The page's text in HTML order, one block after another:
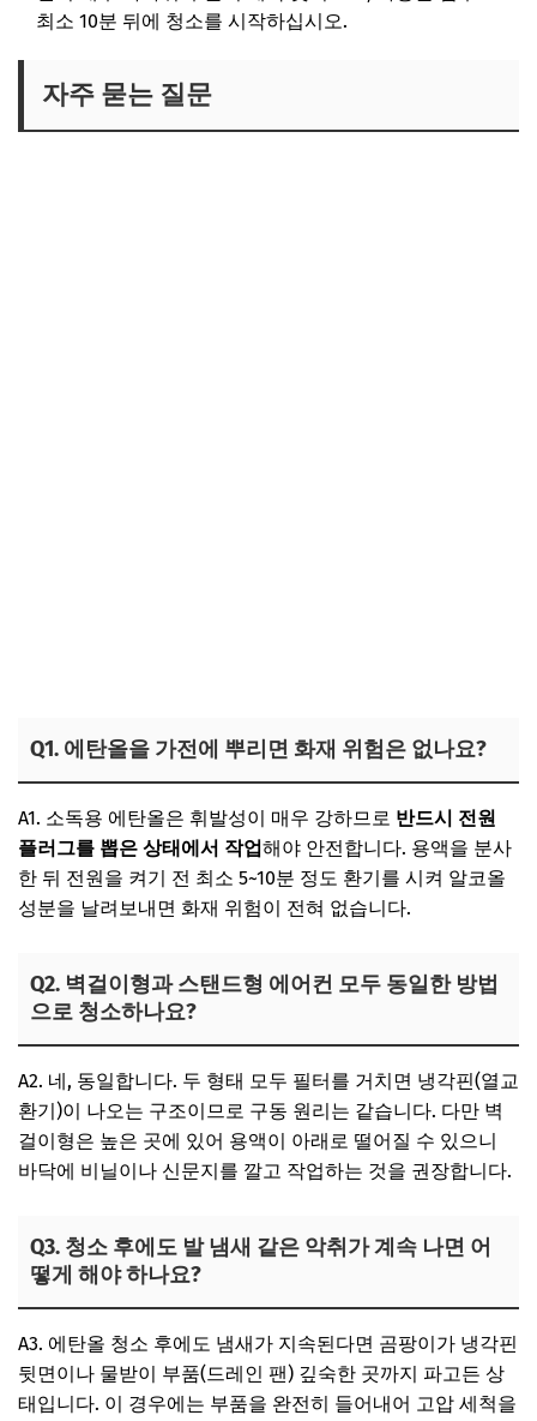
최소 10분 뒤에 청소를 시작하십시오.
자주 묻는 질문
Q1. 에탄올을 가전에 뿌리면 화재 위험은 없나요?
A1. 소독용 에탄올은 휘발성이 매우 강하므로 반드시 전원
플러그를 뽑은 상태에서 작업해야 안전합니다. 용액을 분사
한 뒤 전원을 켜기 전 최소 5~10분 정도 환기를 시켜 알코올
성분을 날려보내면 화재 위험이 전혀 없습니다.
Q2. 벽걸이형과 스탠드형 에어컨 모두 동일한 방법
으로 청소하나요?
A2. 네, 동일합니다. 두 형태 모두 필터를 거치면 냉각핀(열교
환기)이 나오는 구조이므로 구동 원리는 같습니다. 다만 벽
걸이형은 높은 곳에 있어 용액이 아래로 떨어질 수 있으니
바닥에 비닐이나 신문지를 깔고 작업하는 것을 권장합니다.
Q3. 청소 후에도 발 냄새 같은 악취가 계속 나면 어
떻게 해야 하나요?
A3. 에탄올 청소 후에도 냄새가 지속된다면 곰팡이가 냉각핀
뒷면이나 물받이 부품(드레인 팬) 깊숙한 곳까지 파고든 상
태입니다. 이 경우에는 부품을 완전히 들어내어 고압 세척을